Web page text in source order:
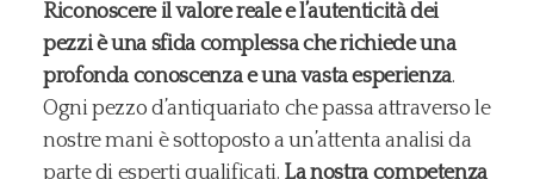
Riconoscere il valore reale e l’autenticità dei
pezzi è una sfida complessa che richiede una
profonda conoscenza e una vasta esperienza.
Ogni pezzo d’antiquariato che passa attraverso le
nostre mani è sottoposto a un’attenta analisi da
parte di esperti qualificati. La nostra competenza